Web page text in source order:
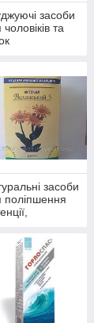
засоби
та
засоби
поліпшення